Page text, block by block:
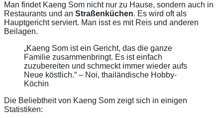
Man findet Kaeng Som nicht nur zu Hause, sondern auch in
Restaurants und an Straßenküchen. Es wird oft als
Hauptgericht serviert. Man isst es mit Reis und anderen
Beilagen.
„Kaeng Som ist ein Gericht, das die ganze
Familie zusammenbringt. Es ist einfach
zuzubereiten und schmeckt immer wieder aufs
Neue köstlich.“ – Noi, thailändische Hobby-
Köchin
Die Beliebtheit von Kaeng Som zeigt sich in einigen
Statistiken: